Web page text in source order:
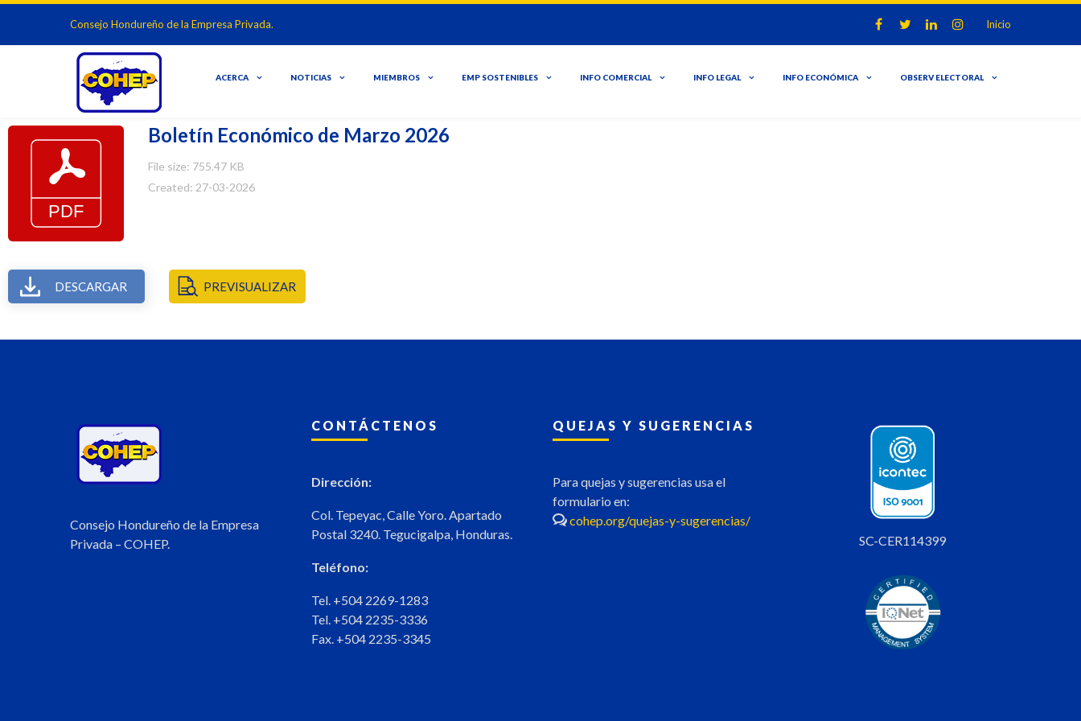
Consejo Hondureño de la Empresa Privada. Inicio
ACERCA NOTICIAS MIEMBROS EMP SOSTENIBLES INFO COMERCIAL INFO LEGAL INFO ECONÓMICA OBSERV ELECTORAL
Boletín Económico de Marzo 2026
File size: 755.47 KB
Created: 27-03-2026
DESCARGAR PREVISUALIZAR
Consejo Hondureño de la Empresa
Privada – COHEP.
CONTÁCTENOS
Dirección:
Col. Tepeyac, Calle Yoro. Apartado
Postal 3240. Tegucigalpa, Honduras.
Teléfono:
Tel. +504 2269-1283
Tel. +504 2235-3336
Fax. +504 2235-3345
QUEJAS Y SUGERENCIAS
Para quejas y sugerencias usa el
formulario en:
cohep.org/quejas-y-sugerencias/
SC-CER114399